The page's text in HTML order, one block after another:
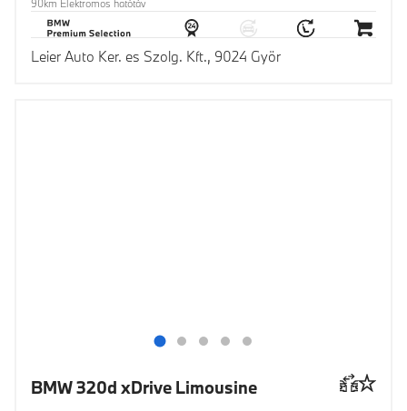
90km Elektromos hatótáv
Leier Auto Ker. es Szolg. Kft., 9024 Györ
BMW 320d xDrive Limousine